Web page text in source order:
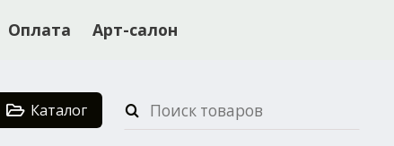
Оплата Арт-салон
Каталог